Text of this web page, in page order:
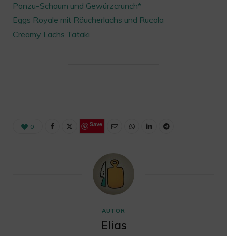
Ponzu-Schaum und Gewürzcrunch*
Eggs Royale mit Räucherlachs und Rucola
Creamy Lachs Tataki
0 Save
AUTOR
Elias